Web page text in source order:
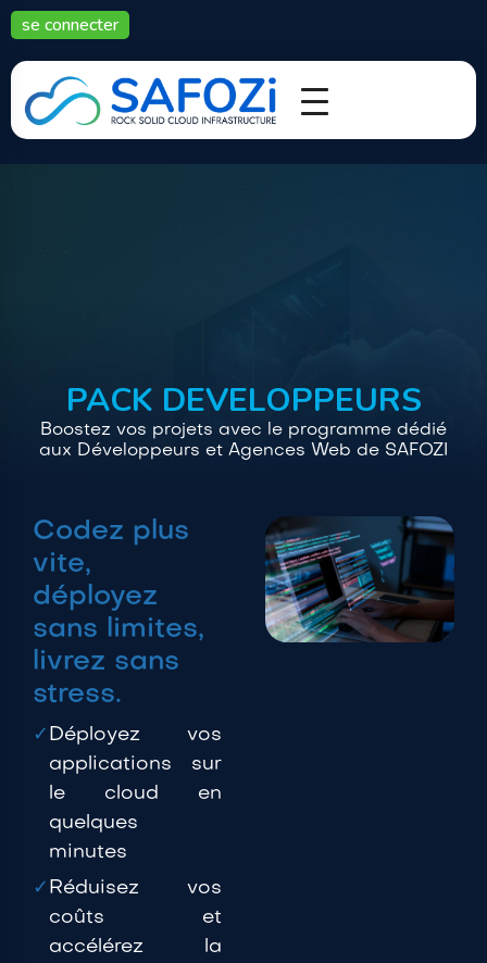
se connecter
PACK DEVELOPPEURS
Boostez vos projets avec le programme dédié
aux Développeurs et Agences Web de SAFOZI
Codez plus
vite,
déployez
sans limites,
livrez sans
stress.
✓ Déployez vos
applications sur
le cloud en
quelques
minutes
✓ Réduisez vos
coûts et
accélérez la